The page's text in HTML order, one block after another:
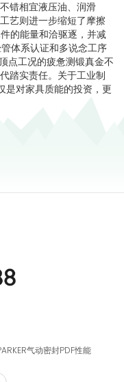
错相宜液压油、润滑
艺则进一步缩短了摩擦
的能量和洽驱逐，并减
体系认证和多说念工序
点工况的疲惫测锻真金不
踏实责任。关于工业制
是对家具质能的投资，更
气动密封PDF性能